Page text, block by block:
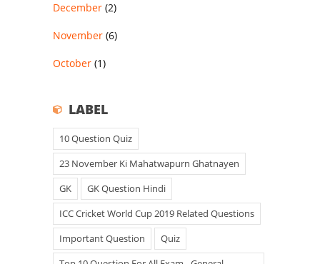
December (2)
November (6)
October (1)
LABEL
10 Question Quiz
23 November Ki Mahatwapurn Ghatnayen
GK
GK Question Hindi
ICC Cricket World Cup 2019 Related Questions
Important Question
Quiz